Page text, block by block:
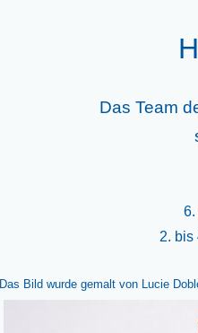
Das Team
6.
2. bis
Das Bild wurde gemalt von Lucie